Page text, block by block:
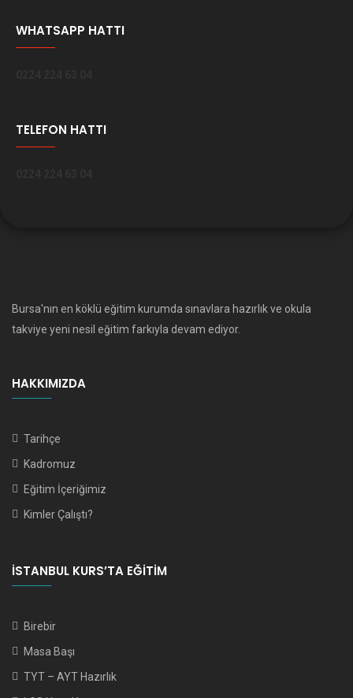
WHATSAPP HATTI
TELEFON HATTI
Bursa'nın en köklü eğitim kurumda sınavlara hazırlık ve okula
takviye yeni nesil eğitim farkıyla devam ediyor.
HAKKIMIZDA
Tarihçe
Kadromuz
Eğitim İçeriğimiz
Kimler Çalıştı?
İSTANBUL KURS’TA EĞITIM
Birebir
Masa Başı
TYT – AYT Hazırlık